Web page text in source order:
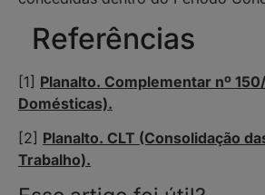
Referências
[1] Planalto. Complementar nº
Domésticas).
[2] Planalto. CLT (Consolidação
Trabalho).